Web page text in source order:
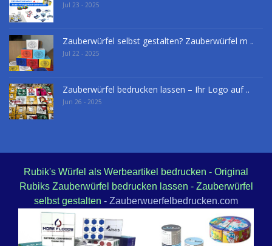
Jul 23 - 2025
Zauberwürfel selbst gestalten? Zauberwürfel m ..
Jul 22 - 2025
Zauberwürfel bedrucken lassen – Ihr Logo auf ..
Jun 26 - 2025
Rubik's Würfel als Werbeartikel bedrucken - Original
Rubiks Zauberwürfel bedrucken lassen - Zauberwürfel
selbst gestalten - Zauberwuerfelbedrucken.com